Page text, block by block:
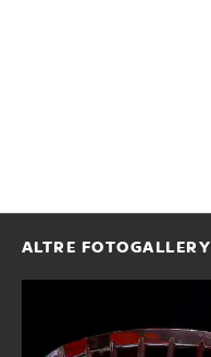
ALTRE FOTOGALLERY